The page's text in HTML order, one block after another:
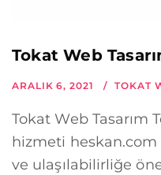
Tokat Web
ARALIK 6, 2021 TOKAT
Tokat Web Tasarım
hizmeti heskan.com
ve ulaşılabilirliğe